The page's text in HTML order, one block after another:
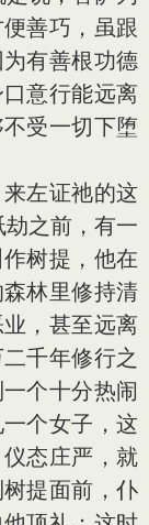
善巧，虽跟
有善根功德
意行能远离
受一切下堕
左证祂的这
之前，有一
树提，他在
林里修持清
，甚至远离
千年修行之
个十分热闹
个女子，这
态庄严，就
提面前，仆